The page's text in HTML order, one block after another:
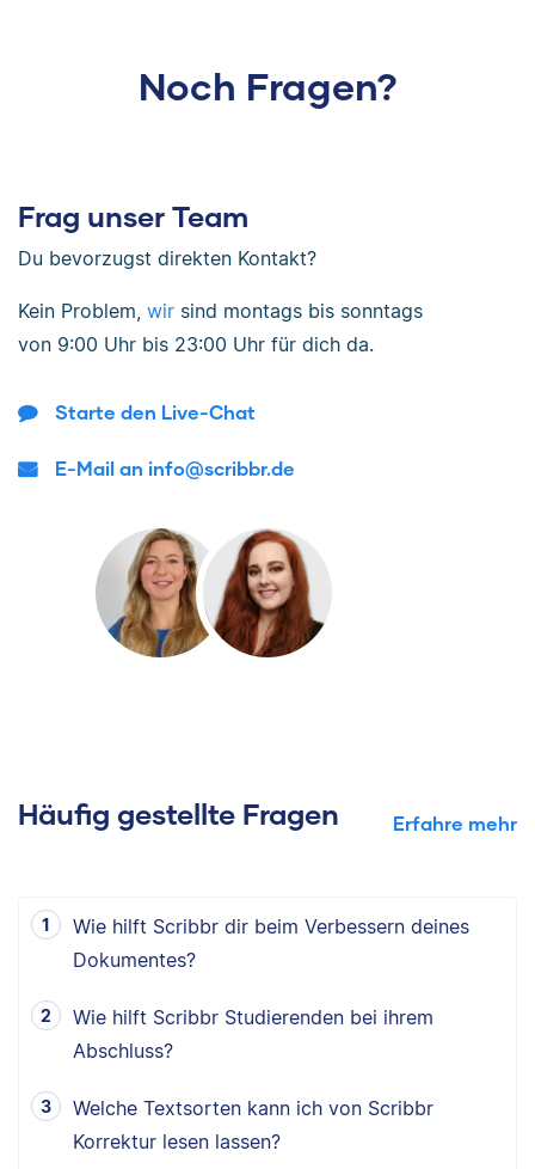
Noch Fragen?
Frag unser Team
Du bevorzugst direkten Kontakt?
Kein Problem, wir sind montags bis sonntags
von 9:00 Uhr bis 23:00 Uhr für dich da.
Starte den Live-Chat
E-Mail an info@scribbr.de
Häufig gestellte Fragen Erfahre mehr
Wie hilft Scribbr dir beim Verbessern deines
Dokumentes?
Wie hilft Scribbr Studierenden bei ihrem
Abschluss?
Welche Textsorten kann ich von Scribbr
Korrektur lesen lassen?